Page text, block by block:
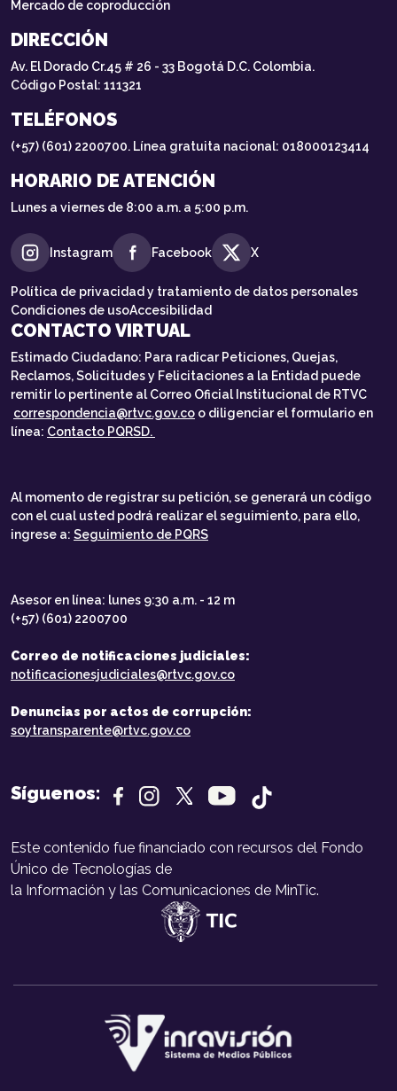
Mercado de coproducción
DIRECCIÓN
Av. El Dorado Cr.45 # 26 - 33 Bogotá D.C. Colombia.
Código Postal: 111321
TELÉFONOS
(+57) (601) 2200700. Línea gratuita nacional: 018000123414
HORARIO DE ATENCIÓN
Lunes a viernes de 8:00 a.m. a 5:00 p.m.
Instagram Facebook X
Política de privacidad y tratamiento de datos personales
Condiciones de usoAccesibilidad
CONTACTO VIRTUAL
Estimado Ciudadano: Para radicar Peticiones, Quejas,
Reclamos, Solicitudes y Felicitaciones a la Entidad puede
remitir lo pertinente al Correo Oficial Institucional de RTVC
correspondencia@rtvc.gov.co o diligenciar el formulario en
línea: Contacto PQRSD.
Al momento de registrar su petición, se generará un código
con el cual usted podrá realizar el seguimiento, para ello,
ingrese a: Seguimiento de PQRS
Asesor en línea: lunes 9:30 a.m. - 12 m
(+57) (601) 2200700
Correo de notificaciones judiciales:
notificacionesjudiciales@rtvc.gov.co
Denuncias por actos de corrupción:
soytransparente@rtvc.gov.co
Síguenos:
Este contenido fue financiado con recursos del Fondo
Único de Tecnologías de
la Información y las Comunicaciones de MinTic.